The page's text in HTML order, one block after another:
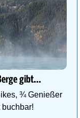
gibt…
¾ Genießer